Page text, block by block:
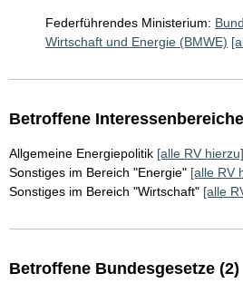
Federführendes Ministerium:
Wirtschaft und Energie (BMWE)
Betroffene
Allgemeine Energiepolitik [alle RV hierzu]
Sonstiges im Bereich "Energie" [alle RV
Sonstiges im Bereich "Wirtschaft" [alle
Betroffene Bundesgesetze (2)